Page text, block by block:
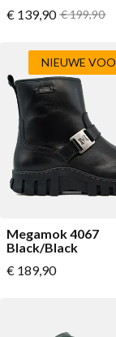
Vanaf
€ 139,90 Normale
€ 199,90
Megamok 4067
Black/Black
Vanaf
€ 189,90
NIEUWE